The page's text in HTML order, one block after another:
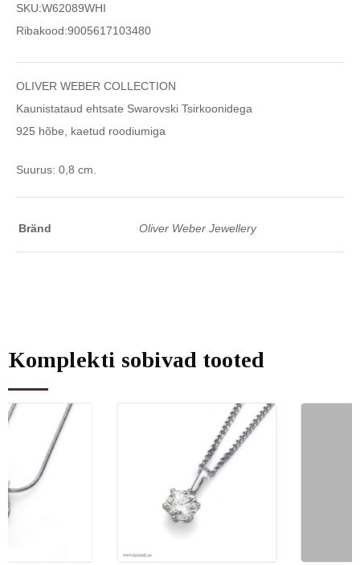
SKU:W62089WHI
Ribakood:9005617103480
OLIVER WEBER COLLECTION
Kaunistataud ehtsate Swarovski Tsirkoonidega
925 hõbe, kaetud roodiumiga
Suurus: 0,8 cm.
Bränd Oliver Weber Jewellery
Komplekti sobivad tooted